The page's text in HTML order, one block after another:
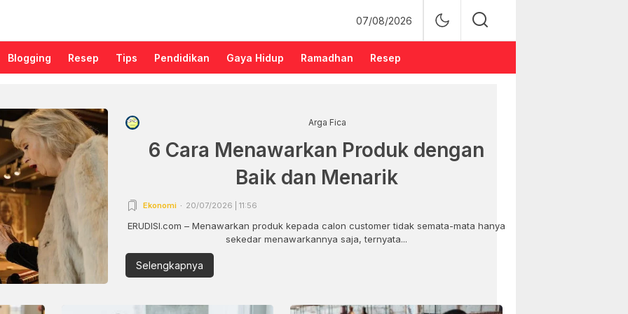
07/08/2026
Blogging Resep Tips Pendidikan Gaya Hidup Ramadhan Resep
Arga Fica
6 Cara Menawarkan Produk dengan
Baik dan Menarik
Ekonomi 20/07/2026 | 11:56
ERUDISI.com – Menawarkan produk kepada calon customer tidak semata-mata hanya
sekedar menawarkannya saja, ternyata...
Selengkapnya